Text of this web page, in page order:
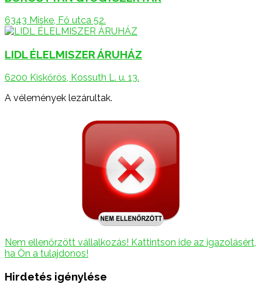
6343 Miske, Fő utca 52.
LIDL ÉLELMISZER ÁRUHÁZ
6200 Kiskőrös, Kossuth L. u. 13.
A vélemények lezárultak.
Nem ellenőrzött vállalkozás! Kattintson ide az igazolásért,
ha Ön a tulajdonos!
Hirdetés igénylése